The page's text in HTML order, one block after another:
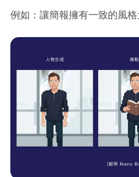
例如：讓簡報擁有一致的風